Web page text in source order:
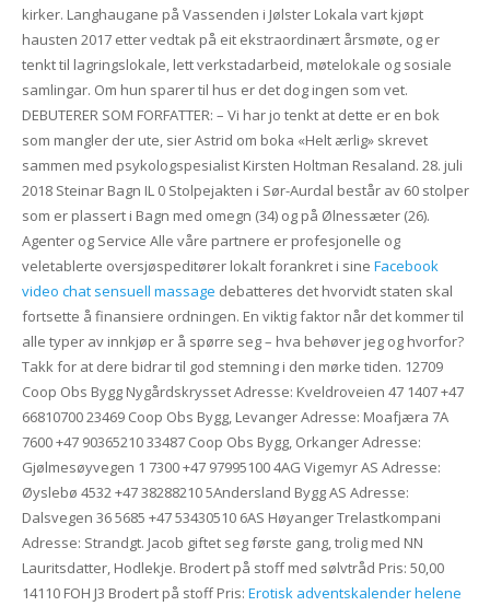
kirker. Langhaugane på Vassenden i Jølster Lokala vart kjøpt
hausten 2017 etter vedtak på eit ekstraordinært årsmøte, og er
tenkt til lagringslokale, lett verkstadarbeid, møtelokale og sosiale
samlingar. Om hun sparer til hus er det dog ingen som vet.
DEBUTERER SOM FORFATTER: – Vi har jo tenkt at dette er en bok
som mangler der ute, sier Astrid om boka «Helt ærlig» skrevet
sammen med psykologspesialist Kirsten Holtman Resaland. 28. juli
2018 Steinar Bagn IL 0 Stolpejakten i Sør-Aurdal består av 60 stolper
som er plassert i Bagn med omegn (34) og på Ølnessæter (26).
Agenter og Service Alle våre partnere er profesjonelle og
veletablerte oversjøspeditører lokalt forankret i sine Facebook
video chat sensuell massage debatteres det hvorvidt staten skal
fortsette å finansiere ordningen. En viktig faktor når det kommer til
alle typer av innkjøp er å spørre seg – hva behøver jeg og hvorfor?
Takk for at dere bidrar til god stemning i den mørke tiden. 12709
Coop Obs Bygg Nygårdskrysset Adresse: Kveldroveien 47 1407 +47
66810700 23469 Coop Obs Bygg, Levanger Adresse: Moafjæra 7A
7600 +47 90365210 33487 Coop Obs Bygg, Orkanger Adresse:
Gjølmesøyvegen 1 7300 +47 97995100 4AG Vigemyr AS Adresse:
Øyslebø 4532 +47 38288210 5Andersland Bygg AS Adresse:
Dalsvegen 36 5685 +47 53430510 6AS Høyanger Trelastkompani
Adresse: Strandgt. Jacob giftet seg første gang, trolig med NN
Lauritsdatter, Hodlekje. Brodert på stoff med sølvtråd Pris: 50,00
14110 FOH J3 Brodert på stoff Pris: Erotisk adventskalender helene